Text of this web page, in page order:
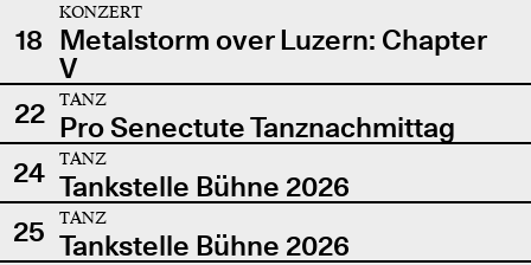
18
KONZERT
Metalstorm over Luzern: Chapter
V
22
TANZ
Pro Senectute Tanznachmittag
24
TANZ
Tankstelle Bühne 2026
25
TANZ
Tankstelle Bühne 2026